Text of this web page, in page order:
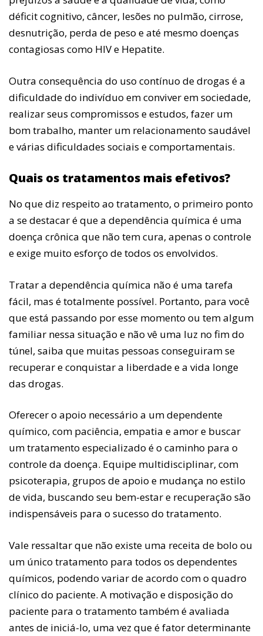
déficit cognitivo, câncer, lesões no pulmão, cirrose,
desnutrição, perda de peso e até mesmo doenças
contagiosas como HIV e Hepatite.
Outra consequência do uso contínuo de drogas é a
dificuldade do indivíduo em conviver em sociedade,
realizar seus compromissos e estudos, fazer um
bom trabalho, manter um relacionamento saudável
e várias dificuldades sociais e comportamentais.
Quais os tratamentos mais efetivos?
No que diz respeito ao tratamento, o primeiro ponto
a se destacar é que a dependência química é uma
doença crônica que não tem cura, apenas o controle
e exige muito esforço de todos os envolvidos.
Tratar a dependência química não é uma tarefa
fácil, mas é totalmente possível. Portanto, para você
que está passando por esse momento ou tem algum
familiar nessa situação e não vê uma luz no fim do
túnel, saiba que muitas pessoas conseguiram se
recuperar e conquistar a liberdade e a vida longe
das drogas.
Oferecer o apoio necessário a um dependente
químico, com paciência, empatia e amor e buscar
um tratamento especializado é o caminho para o
controle da doença. Equipe multidisciplinar, com
psicoterapia, grupos de apoio e mudança no estilo
de vida, buscando seu bem-estar e recuperação são
indispensáveis para o sucesso do tratamento.
Vale ressaltar que não existe uma receita de bolo ou
um único tratamento para todos os dependentes
químicos, podendo variar de acordo com o quadro
clínico do paciente. A motivação e disposição do
paciente para o tratamento também é avaliada
antes de iniciá-lo, uma vez que é fator determinante